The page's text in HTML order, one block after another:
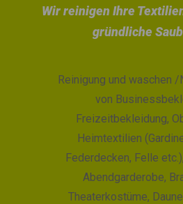
Wir reinigen Ihre
gründliche
Reinigung und waschen /
von
Freizeitbekleidung,
Heimtextilien
Federdecken, Felle
Abendgarderobe,
Theaterkostüme,